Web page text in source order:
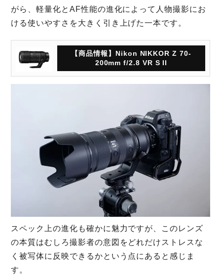
がら、軽量化とAF性能の進化によって人物撮影にお
ける使いやすさを大きく引き上げた一本です。
【商品情報】Nikon NIKKOR Z 70-
200mm f/2.8 VR S II
スペック上の進化も確かに魅力ですが、このレンズ
の本質はむしろ撮影者の意図をどれだけストレスな
く被写体に反映できるかという点にあると感じま
す。